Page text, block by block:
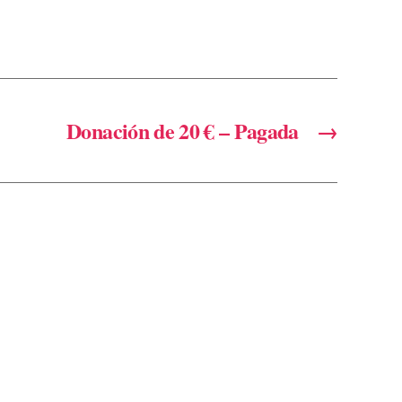
→
Donación de 20 € – Pagada